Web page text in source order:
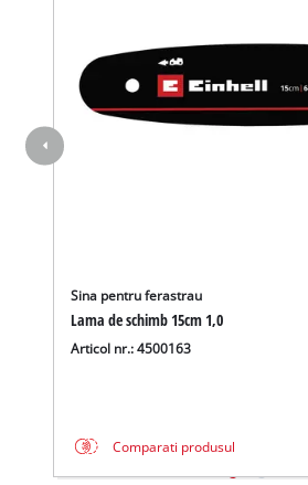
Sina pentru ferastrau
Lama de schimb 15cm 1,0
Articol nr.: 4500163
Comparati produsul